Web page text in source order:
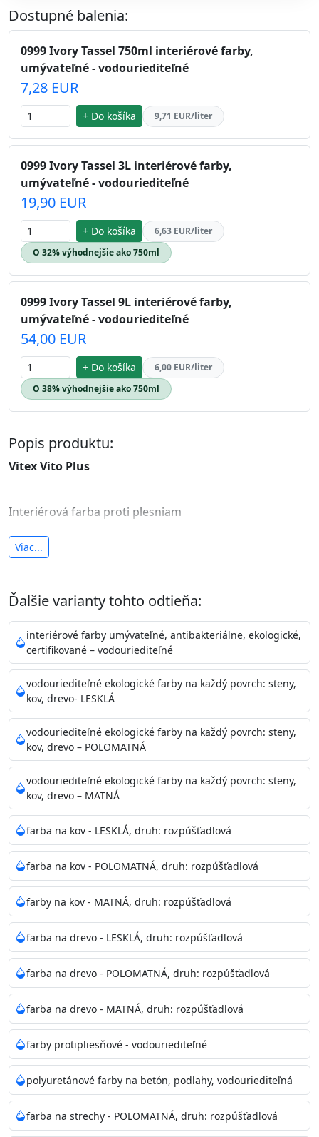
Dostupné balenia:
0999 Ivory Tassel 750ml interiérové farby,
umývateľné - vodouriediteľné
7,28 EUR
+ Do košíka 9,71 EUR/liter
0999 Ivory Tassel 3L interiérové farby,
umývateľné - vodouriediteľné
19,90 EUR
+ Do košíka
6,63 EUR/liter
O 32% výhodnejšie ako 750ml
0999 Ivory Tassel 9L interiérové farby,
umývateľné - vodouriediteľné
54,00 EUR
+ Do košíka
6,00 EUR/liter
O 38% výhodnejšie ako 750ml
Popis produktu:
Vitex Vito Plus
Interiérová farba proti plesniam
antibakteriálna a umývateľná
Je interiérová protiplesňová farba s iónmi
Vďaka svojmu špeciálnemu zloženiu
znižuje (o 99,9%) množstvo baktérií na povrchu náteru.
Preto jevhodná na nátery priestor s
vysokými nárokmi na hygienickú čistotu ako sú
nemocnice, pôrodnice, operačné
sály, potravinárske priestory, detské izby, školy,
škôlky, telocvične, a samozrejme je
vhodná aj do bežných priestorov. Je plne umývateľná
(trieda 2 podľa EN 13300) pri
zachovaní priedušnosti vodných pár z natretých
povrchov. Má vynikajúcu kryciu schopnosť,
vysokú výdatnosť a výborný rozliv. Je možné ju tónovať v
bohatej škále odtieňov.
Odtieň: Biela + je možné tónovať podľa RAL, NCS,
Pantone
Informácie k aplikácií
Pred použitím farbu narieďte do 10% vodou podľa
spôsobu aplikácie. Dobre premiešajte a občas opakujte
aj počas náteru. Naneste jednu
vrstvu štetcom, valčekom alebo striekacou pištoľou
farba zasychá na dotyk po 30-60min./23°C po
dokonalom preschnutí minimálne 3-
4hod/23°C je možné aplikovať ďalšiu vrstvu náteru.
Doba schnutia je závislá na poveternostných
podmienkach s vyššou vlhkosťou a nižšou
teplotou sa doba schnutia predlžuje.
Viac...
Ďalšie varianty tohto odtieňa:
interiérové farby umývateľné, antibakteriálne, ekologické,
certifikované – vodouriediteľné
vodouriediteľné ekologické farby na každý povrch: steny,
kov, drevo- LESKLÁ
vodouriediteľné ekologické farby na každý povrch: steny,
kov, drevo – POLOMATNÁ
vodouriediteľné ekologické farby na každý povrch: steny,
kov, drevo – MATNÁ
farba na kov - LESKLÁ, druh: rozpúšťadlová
farba na kov - POLOMATNÁ, druh: rozpúšťadlová
farby na kov - MATNÁ, druh: rozpúšťadlová
farba na drevo - LESKLÁ, druh: rozpúšťadlová
farba na drevo - POLOMATNÁ, druh: rozpúšťadlová
farba na drevo - MATNÁ, druh: rozpúšťadlová
farby protipliesňové - vodouriediteľné
polyuretánové farby na betón, podlahy, vodouriediteľná
farba na strechy - POLOMATNÁ, druh: rozpúšťadlová